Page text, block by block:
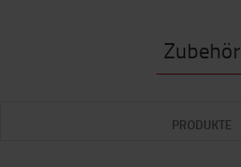
Zubehör
PRODUKTE